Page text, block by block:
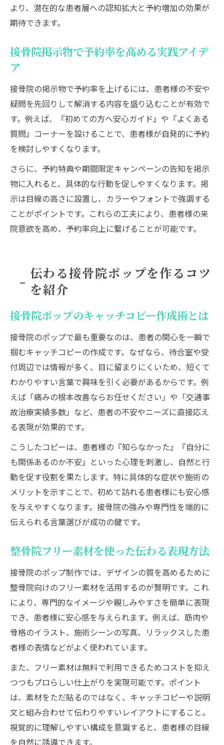
より、潜在的な患者層への認知拡大と予約増加の効果が
期待できます。
接骨院掲示物で予約率を高める実践アイデ
ア
接骨院の掲示物で予約率を上げるには、患者様の不安や
疑問を先回りして解消する内容を盛り込むことが有効で
す。例えば、『初めての方へ安心ガイド』や『よくある
質問』コーナーを設けることで、患者様が自発的に予約
を検討しやすくなります。
さらに、予約特典や期間限定キャンペーンの告知を掲示
物に入れると、具体的な行動を促しやすくなります。掲
示は目線の高さに設置し、カラーやフォントで強調する
ことがポイントです。これらの工夫により、患者様の来
院意欲を高め、予約率向上に繋げることが可能です。
伝わる接骨院ポップを作るコツ
を紹介
接骨院ポップのキャッチコピー作成術とは
接骨院のポップで最も重要なのは、患者の関心を一瞬で
掴むキャッチコピーの作成です。なぜなら、待合室や受
付周辺では情報が多く、目に留まりにくいため、短くて
わかりやすい言葉で興味を引く必要があるからです。例
えば「痛みの根本改善ならお任せください」や「交通事
故治療実績多数」など、患者の不安やニーズに直接応え
る表現が効果的です。
こうしたコピーは、患者様の『知らなかった』『自分に
も関係あるのか不安』といった心理を刺激し、自然と行
動を促す役割を果たします。特に具体的な症状や施術の
メリットを示すことで、初めて訪れる患者様にも安心感
を与えやすくなります。接骨院の強みや専門性を端的に
伝えられる言葉選びが成功の鍵です。
整骨院フリー素材を使った伝わる表現方法
接骨院のポップ制作では、デザインの質を高めるために
整骨院向けのフリー素材を活用するのが賢明です。これ
により、専門的なイメージや親しみやすさを簡単に表現
でき、患者様に安心感を与えられます。例えば、筋肉や
骨格のイラスト、施術シーンの写真、リラックスした患
者様の表情などがよく使われています。
また、フリー素材は無料で利用できるためコストを抑え
つつもプロらしい仕上がりを実現可能です。ポイント
は、素材をただ貼るのではなく、キャッチコピーや説明
文と組み合わせて伝わりやすいレイアウトにすること。
視覚的に理解しやすい構成を意識すると、患者様の目線
を自然に誘導できます。